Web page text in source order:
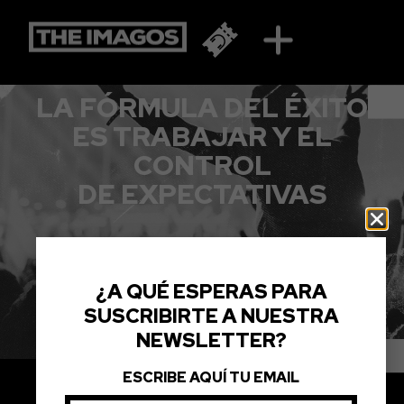
MORAT
LA FÓRMULA DEL ÉXITO
ES TRABAJAR Y EL
CONTROL
DE EXPECTATIVAS
¿A QUÉ ESPERAS PARA
SUSCRIBIRTE A NUESTRA
NEWSLETTER?
ESCRIBE AQUÍ TU EMAIL